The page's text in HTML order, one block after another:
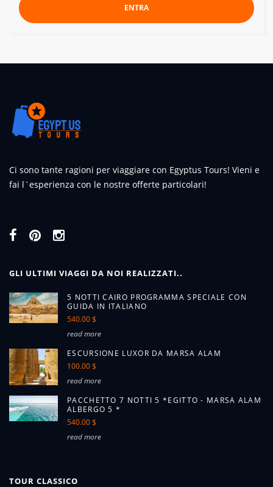
ENTRA
Ci sono tante ragioni per viaggiare con Egyptus Tours! Vieni e
fai l`esperienza con le nostre offerte particolari!
GLI ULTIMI VIAGGI DA NOI REALIZZATI..
5 NOTTI CAIRO PROGRAMMA SPECIALE CON
GUIDA IN ITALIANO
540.00 $
read more
ESCURSIONE LUXOR DA MARSA ALAM
100.00 $
read more
PACCHETTO 7 NOTTI 5 *EGITTO - MARSA ALAM
ALBERGO 5 *
540.00 $
read more
TOUR CLASSICO